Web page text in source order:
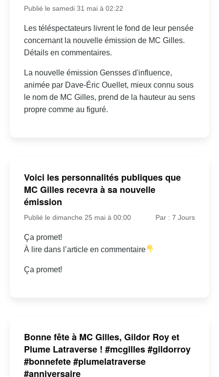
Publié le samedi 31 mai à 02:22
Les téléspectateurs livrent le fond de leur pensée
concernant la nouvelle émission de MC Gilles.
Détails en commentaires.
La nouvelle émission Gensses d'influence,
animée par Dave-Éric Ouellet, mieux connu sous
le nom de MC Gilles, prend de la hauteur au sens
propre comme au figuré.
Voici les personnalités publiques que
MC Gilles recevra à sa nouvelle
émission
Publié le dimanche 25 mai à 00:00 Par : 7 Jours
Ça promet!
À lire dans l’article en commentaire
Ça promet!
Bonne fête à MC Gilles, Gildor Roy et
Plume Latraverse ! #mcgilles #gildorroy
#bonnefete #plumelatraverse
#anniversaire